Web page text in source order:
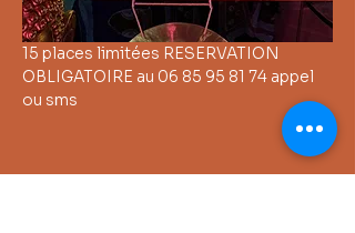
15 places limitées RESERVATION
OBLIGATOIRE au 06 85 95 81 74 appel
ou sms